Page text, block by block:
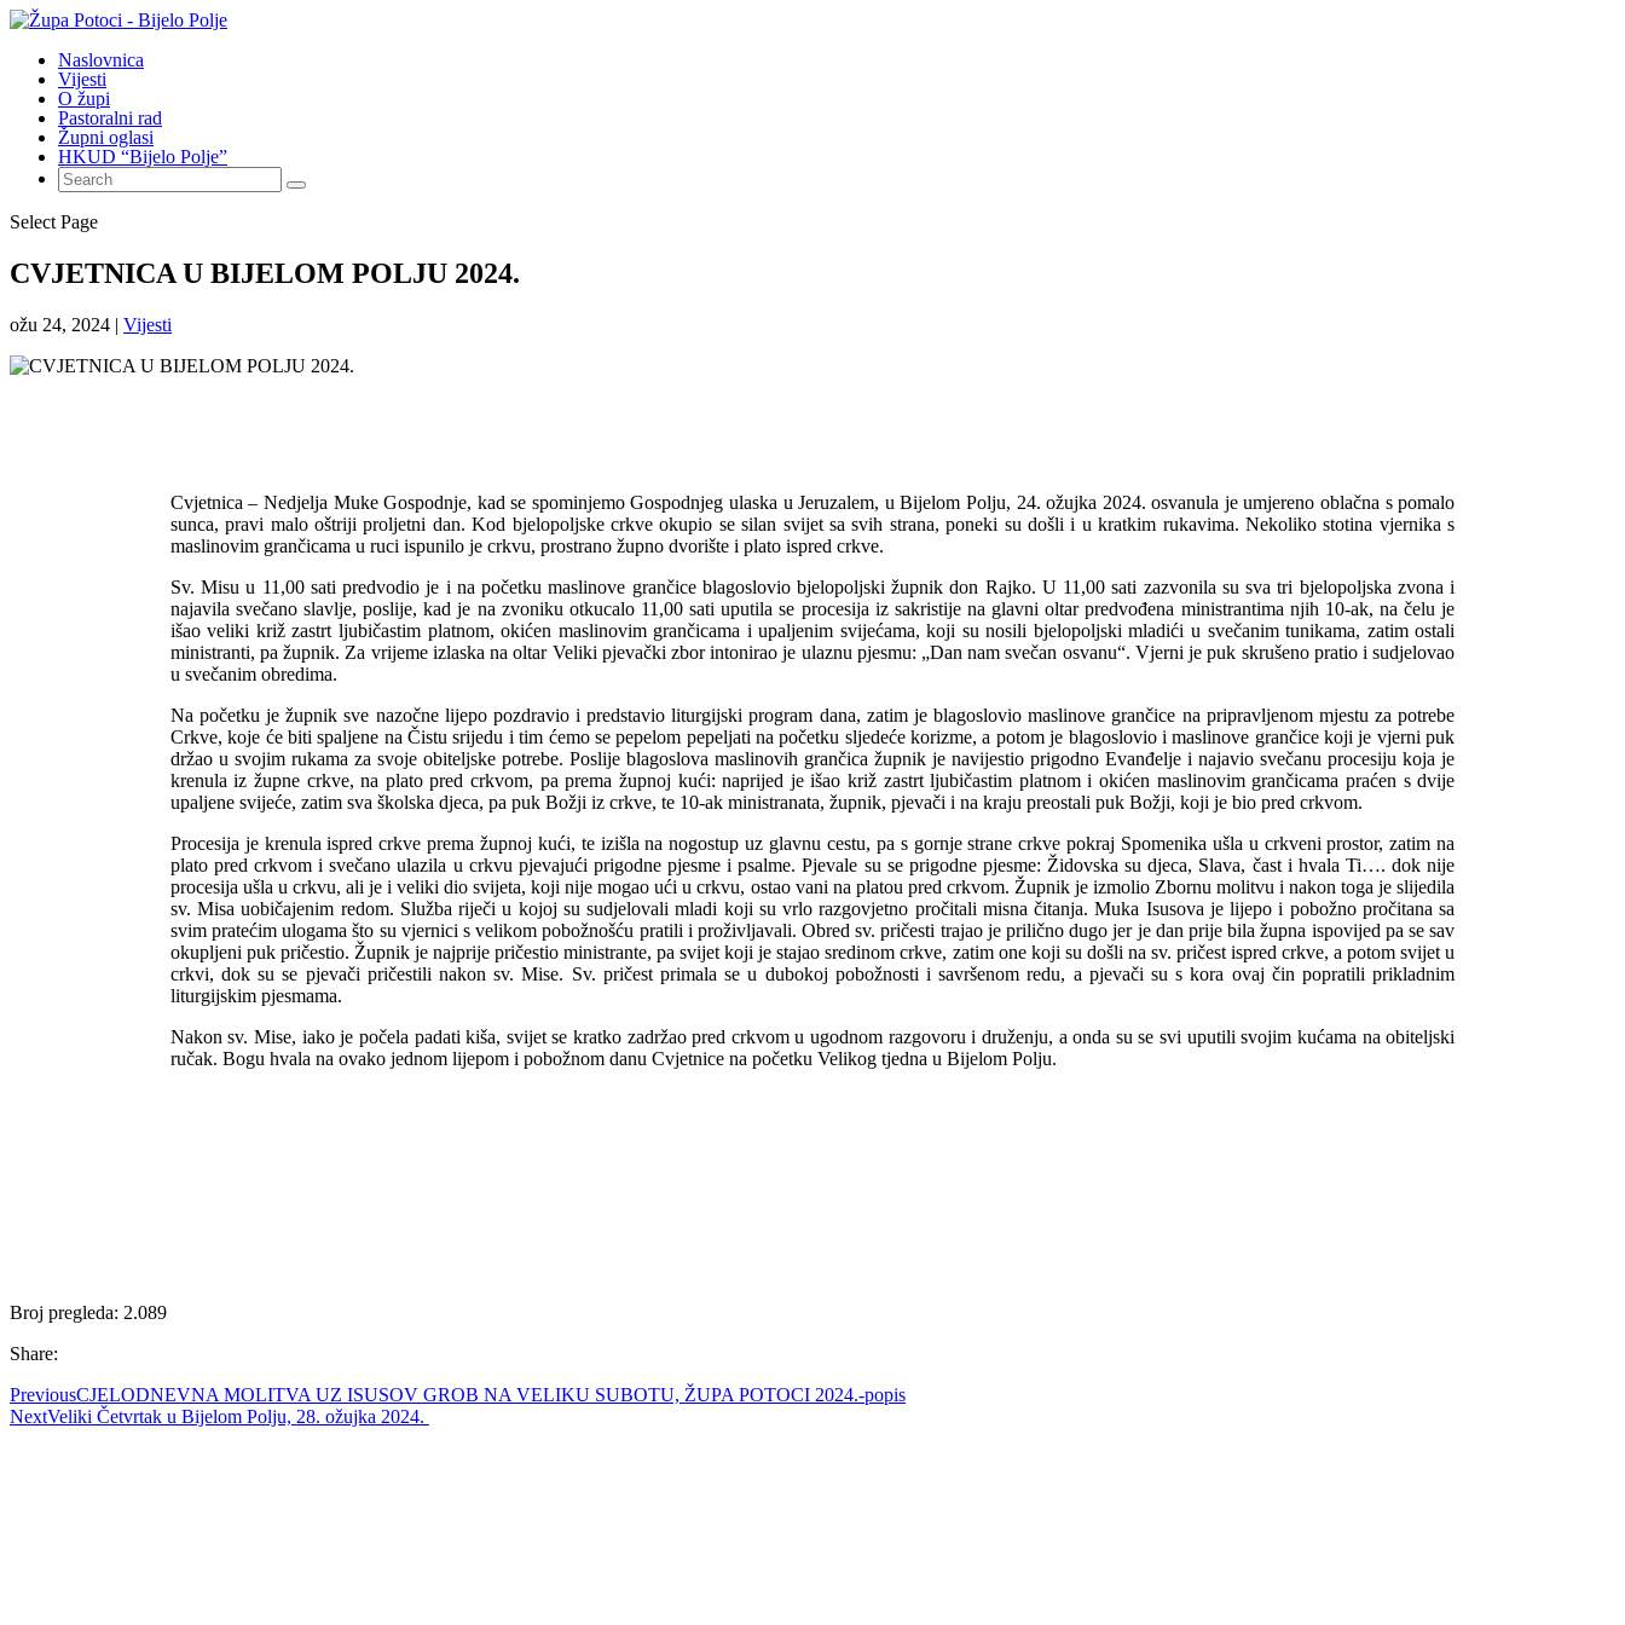
Naslovnica
Vijesti
O župi
Pastoralni rad
Župni oglasi
HKUD “Bijelo Polje”
Select Page
CVJETNICA U BIJELOM POLJU 2024.
ožu 24, 2024 | Vijesti
Cvjetnica – Nedjelja Muke Gospodnje, kad se spominjemo Gospodnjeg ulaska u Jeruzalem, u Bijelom Polju, 24. ožujka 2024. osvanula je umjereno oblačna s pomalo
sunca, pravi malo oštriji proljetni dan. Kod bjelopoljske crkve okupio se silan svijet sa svih strana, poneki su došli i u kratkim rukavima. Nekoliko stotina vjernika s
maslinovim grančicama u ruci ispunilo je crkvu, prostrano župno dvorište i plato ispred crkve.
Sv. Misu u 11,00 sati predvodio je i na početku maslinove grančice blagoslovio bjelopoljski župnik don Rajko. U 11,00 sati zazvonila su sva tri bjelopoljska zvona i
najavila svečano slavlje, poslije, kad je na zvoniku otkucalo 11,00 sati uputila se procesija iz sakristije na glavni oltar predvođena ministrantima njih 10-ak, na čelu je
išao veliki križ zastrt ljubičastim platnom, okićen maslinovim grančicama i upaljenim svijećama, koji su nosili bjelopoljski mladići u svečanim tunikama, zatim ostali
ministranti, pa župnik. Za vrijeme izlaska na oltar Veliki pjevački zbor intonirao je ulaznu pjesmu: „Dan nam svečan osvanu“. Vjerni je puk skrušeno pratio i sudjelovao
u svečanim obredima.
Na početku je župnik sve nazočne lijepo pozdravio i predstavio liturgijski program dana, zatim je blagoslovio maslinove grančice na pripravljenom mjestu za potrebe
Crkve, koje će biti spaljene na Čistu srijedu i tim ćemo se pepelom pepeljati na početku sljedeće korizme, a potom je blagoslovio i maslinove grančice koji je vjerni puk
držao u svojim rukama za svoje obiteljske potrebe. Poslije blagoslova maslinovih grančica župnik je navijestio prigodno Evanđelje i najavio svečanu procesiju koja je
krenula iz župne crkve, na plato pred crkvom, pa prema župnoj kući: naprijed je išao križ zastrt ljubičastim platnom i okićen maslinovim grančicama praćen s dvije
upaljene svijeće, zatim sva školska djeca, pa puk Božji iz crkve, te 10-ak ministranata, župnik, pjevači i na kraju preostali puk Božji, koji je bio pred crkvom.
Procesija je krenula ispred crkve prema župnoj kući, te izišla na nogostup uz glavnu cestu, pa s gornje strane crkve pokraj Spomenika ušla u crkveni prostor, zatim na
plato pred crkvom i svečano ulazila u crkvu pjevajući prigodne pjesme i psalme. Pjevale su se prigodne pjesme: Židovska su djeca, Slava, čast i hvala Ti…. dok nije
procesija ušla u crkvu, ali je i veliki dio svijeta, koji nije mogao ući u crkvu, ostao vani na platou pred crkvom. Župnik je izmolio Zbornu molitvu i nakon toga je slijedila
sv. Misa uobičajenim redom. Služba riječi u kojoj su sudjelovali mladi koji su vrlo razgovjetno pročitali misna čitanja. Muka Isusova je lijepo i pobožno pročitana sa
svim pratećim ulogama što su vjernici s velikom pobožnošću pratili i proživljavali. Obred sv. pričesti trajao je prilično dugo jer je dan prije bila župna ispovijed pa se sav
okupljeni puk pričestio. Župnik je najprije pričestio ministrante, pa svijet koji je stajao sredinom crkve, zatim one koji su došli na sv. pričest ispred crkve, a potom svijet u
crkvi, dok su se pjevači pričestili nakon sv. Mise. Sv. pričest primala se u dubokoj pobožnosti i savršenom redu, a pjevači su s kora ovaj čin popratili prikladnim
liturgijskim pjesmama.
Nakon sv. Mise, iako je počela padati kiša, svijet se kratko zadržao pred crkvom u ugodnom razgovoru i druženju, a onda su se svi uputili svojim kućama na obiteljski
ručak. Bogu hvala na ovako jednom lijepom i pobožnom danu Cvjetnice na početku Velikog tjedna u Bijelom Polju.
Broj pregleda: 2.089
Share:
PreviousCJELODNEVNA MOLITVA UZ ISUSOV GROB NA VELIKU SUBOTU, ŽUPA POTOCI 2024.-popis
NextVeliki Četvrtak u Bijelom Polju, 28. ožujka 2024.